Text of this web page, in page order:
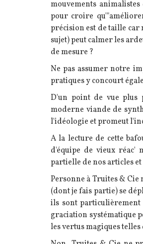
mouvements
pour croire
précision est de taille car
sujet) peut calmer les
de mesure ?
Ne pas assumer notre
pratiques y concourt
D'un point de vue plus
moderne viande de
l'idéologie et promeut
A la lecture de cette
d'équipe de vieux réac'
partielle de nos articles
Personne à Truites &
(dont je fais partie) se
ils sont
graciation systématique
les vertus magiques